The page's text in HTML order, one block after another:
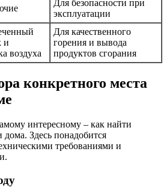
Для безопасности при
эксплуатации
и
воздуха
Для качественного
горения и вывода
продуктов сгорания
конкретного места
интересному – как найти
дома. Здесь понадобится
требованиями и